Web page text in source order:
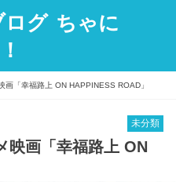
グ ちゃに
画「幸福路上 ON HAPPINESS ROAD」
未分類
映画「幸福路上 ON